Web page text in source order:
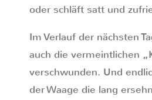
oder schläft satt und
Im Verlauf der nächsten
auch die vermeintlichen
verschwunden. Und
der Waage die lang